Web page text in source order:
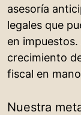
asesoría
legales que
en
crecimiento
fiscal en
Nuestra